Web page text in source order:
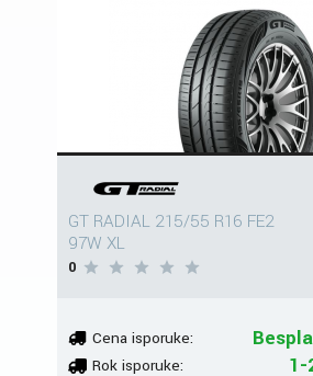
GT RADIAL 215/55 R16 FE2
97W XL
0
Cena isporuke:
Rok isporuke: 1-